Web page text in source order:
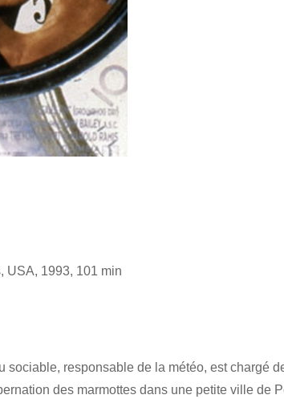
USA, 1993, 101 min
sociable, responsable de la météo, est chargé
des marmottes dans une petite ville de